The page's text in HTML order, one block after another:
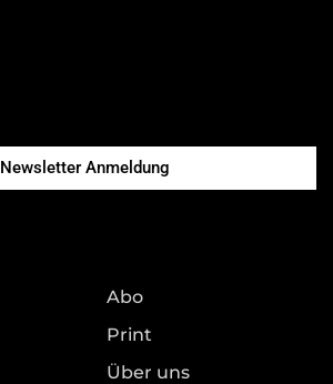
Newsletter Anmeldung
Abo
Print
Über uns